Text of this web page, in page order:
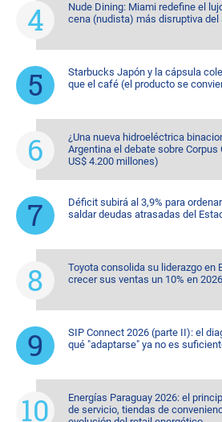
Nude Dining: Miami redefine el
cena (nudista) más disruptiva del
Starbucks Japón y la cápsula
que el café (el producto se
¿Una nueva hidroeléctrica
Argentina el debate sobre
US$ 4.200 millones)
Déficit subirá al 3,9% para
saldar deudas atrasadas del
Toyota consolida su liderazgo en
crecer sus ventas un 10% en 2026
SIP Connect 2026 (parte II): el
qué "adaptarse" ya no es
Energías Paraguay 2026: el
de servicio, tiendas de